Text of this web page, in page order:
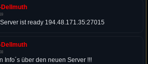
ist ready 194.48.171.35:27015
Info´s über den neuen Server !!!